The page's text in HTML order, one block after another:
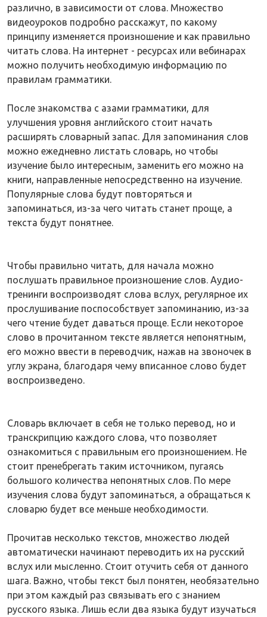
различно, в зависимости от слова. Множество
видеоуроков подробно расскажут, по какому
принципу изменяется произношение и как правильно
читать слова. На интернет - ресурсах или вебинарах
можно получить необходимую информацию по
правилам грамматики.
После знакомства с азами грамматики, для
улучшения уровня английского стоит начать
расширять словарный запас. Для запоминания слов
можно ежедневно листать словарь, но чтобы
изучение было интересным, заменить его можно на
книги, направленные непосредственно на изучение.
Популярные слова будут повторяться и
запоминаться, из-за чего читать станет проще, а
текста будут понятнее.
Чтобы правильно читать, для начала можно
послушать правильное произношение слов. Аудио-
тренинги воспроизводят слова вслух, регулярное их
прослушивание поспособствует запоминанию, из-за
чего чтение будет даваться проще. Если некоторое
слово в прочитанном тексте является непонятным,
его можно ввести в переводчик, нажав на звоночек в
углу экрана, благодаря чему вписанное слово будет
воспроизведено.
Словарь включает в себя не только перевод, но и
транскрипцию каждого слова, что позволяет
ознакомиться с правильным его произношением. Не
стоит пренебрегать таким источником, пугаясь
большого количества непонятных слов. По мере
изучения слова будут запоминаться, а обращаться к
словарю будет все меньше необходимости.
Прочитав несколько текстов, множество людей
автоматически начинают переводить их на русский
вслух или мысленно. Стоит отучить себя от данного
шага. Важно, чтобы текст был понятен, необязательно
при этом каждый раз связывать его с знанием
русского языка. Лишь если два языка будут изучаться